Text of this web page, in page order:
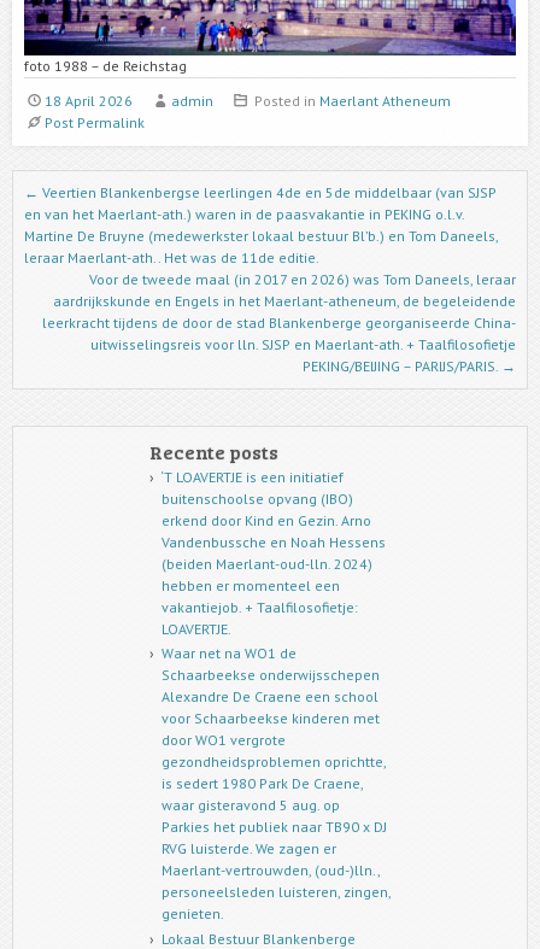
foto 1988 – de Reichstag
18 April 2026
admin Posted in Maerlant Atheneum
Post Permalink
Post navigation
← Veertien Blankenbergse leerlingen 4de en 5de middelbaar (van SJSP
en van het Maerlant-ath.) waren in de paasvakantie in PEKING o.l.v.
Martine De Bruyne (medewerkster lokaal bestuur Bl’b.) en Tom Daneels,
leraar Maerlant-ath.. Het was de 11de editie.
Voor de tweede maal (in 2017 en 2026) was Tom Daneels, leraar
aardrijkskunde en Engels in het Maerlant-atheneum, de begeleidende
leerkracht tijdens de door de stad Blankenberge georganiseerde China-
uitwisselingsreis voor lln. SJSP en Maerlant-ath. + Taalfilosofietje
PEKING/BEIJING – PARIJS/PARIS. →
Recente posts
‘T LOAVERTJE is een initiatief
buitenschoolse opvang (IBO)
erkend door Kind en Gezin. Arno
Vandenbussche en Noah Hessens
(beiden Maerlant-oud-lln. 2024)
hebben er momenteel een
vakantiejob. + Taalfilosofietje:
LOAVERTJE.
Waar net na WO1 de
Schaarbeekse onderwijsschepen
Alexandre De Craene een school
voor Schaarbeekse kinderen met
door WO1 vergrote
gezondheidsproblemen oprichtte,
is sedert 1980 Park De Craene,
waar gisteravond 5 aug. op
Parkies het publiek naar TB90 x DJ
RVG luisterde. We zagen er
Maerlant-vertrouwden, (oud-)lln.,
personeelsleden luisteren, zingen,
genieten.
Lokaal Bestuur Blankenberge